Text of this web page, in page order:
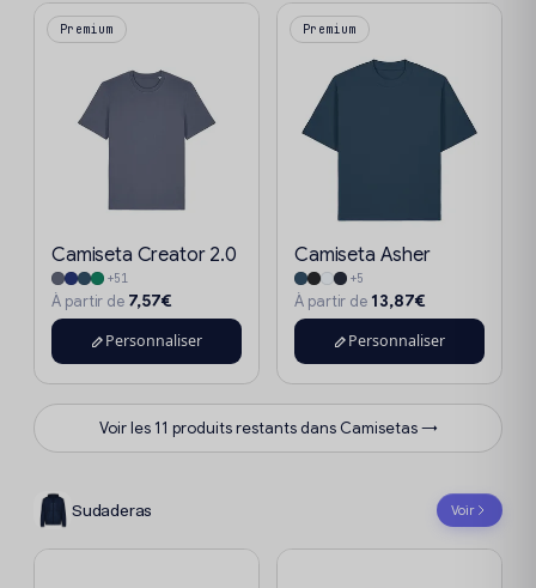
Premium
Camiseta Creator 2.0
+51
À partir de 7,57€
Personnaliser
Premium
Camiseta Asher
+5
À partir de 13,87€
Personnaliser
Voir les 11 produits restants dans Camisetas →
Sudaderas Voir